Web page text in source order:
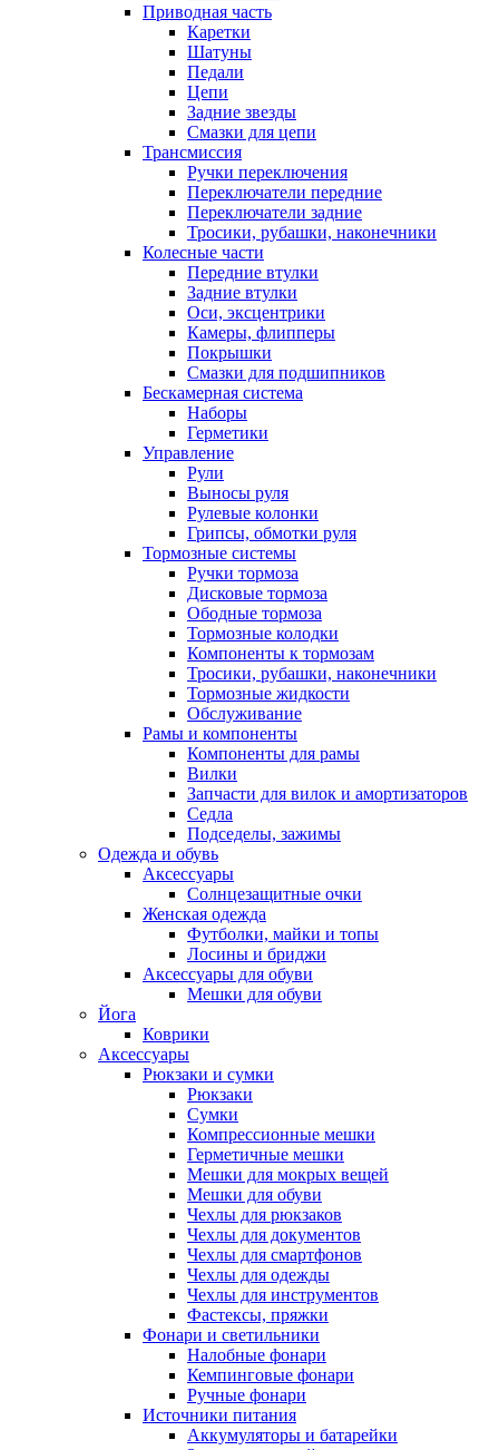
Приводная часть
Каретки
Шатуны
Педали
Цепи
Задние звезды
Смазки для цепи
Трансмиссия
Ручки переключения
Переключатели передние
Переключатели задние
Тросики, рубашки, наконечники
Колесные части
Передние втулки
Задние втулки
Оси, эксцентрики
Камеры, флипперы
Покрышки
Смазки для подшипников
Бескамерная система
Наборы
Герметики
Управление
Рули
Выносы руля
Рулевые колонки
Грипсы, обмотки руля
Тормозные системы
Ручки тормоза
Дисковые тормоза
Ободные тормоза
Тормозные колодки
Компоненты к тормозам
Тросики, рубашки, наконечники
Тормозные жидкости
Обслуживание
Рамы и компоненты
Компоненты для рамы
Вилки
Запчасти для вилок и амортизаторов
Седла
Подседелы, зажимы
Одежда и обувь
Аксессуары
Солнцезащитные очки
Женская одежда
Футболки, майки и топы
Лосины и бриджи
Аксессуары для обуви
Мешки для обуви
Йога
Коврики
Аксессуары
Рюкзаки и сумки
Рюкзаки
Сумки
Компрессионные мешки
Герметичные мешки
Мешки для мокрых вещей
Мешки для обуви
Чехлы для рюкзаков
Чехлы для документов
Чехлы для смартфонов
Чехлы для одежды
Чехлы для инструментов
Фастексы, пряжки
Фонари и светильники
Налобные фонари
Кемпинговые фонари
Ручные фонари
Источники питания
Аккумуляторы и батарейки